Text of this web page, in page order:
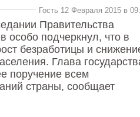
Гость 12 Февраля 2015 в
Правительства
особо подчеркнул, что в
безработицы и
Глава
поручение всем
страны, сообщает